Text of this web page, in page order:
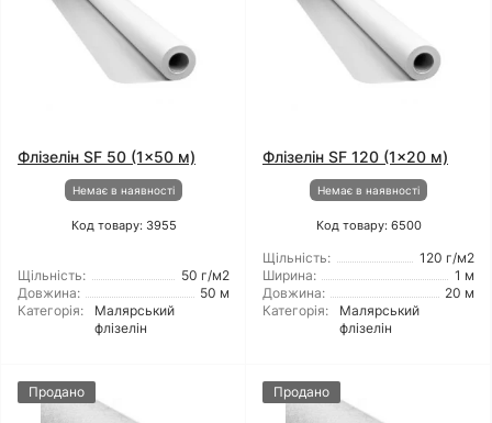
Флізелін SF 50 (1x50 м)
Немає в наявності
Код товару: 3955
Щільність:
50 г/м2
Довжина:
50 м
Категорія:
Малярський
флізелін
Флізелін SF 120 (1x20 м)
Немає в наявності
Код товару: 6500
Щільність:
120 г/м2
Ширина:
1 м
Довжина:
20 м
Категорія:
Малярський
флізелін
Продано Продано